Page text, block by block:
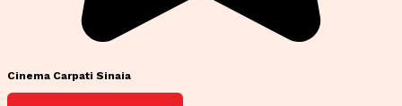
Cinema Carpati Sinaia